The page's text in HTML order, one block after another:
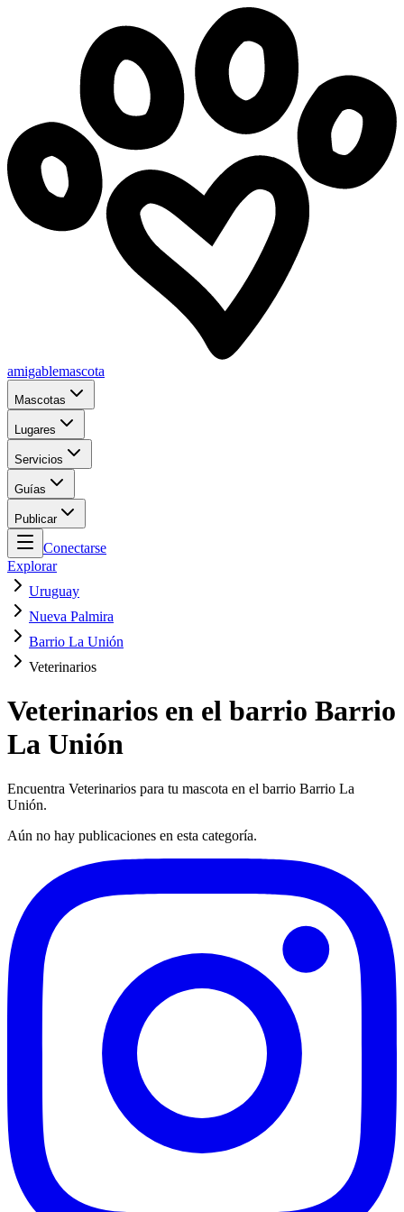
amigablemascota
Mascotas
Lugares
Servicios
Guías
Publicar
Conectarse
Explorar
Uruguay
Nueva Palmira
Barrio La Unión
Veterinarios
Veterinarios en el barrio Barrio
La Unión
Encuentra Veterinarios para tu mascota en el barrio Barrio La
Unión.
Aún no hay publicaciones en esta categoría.